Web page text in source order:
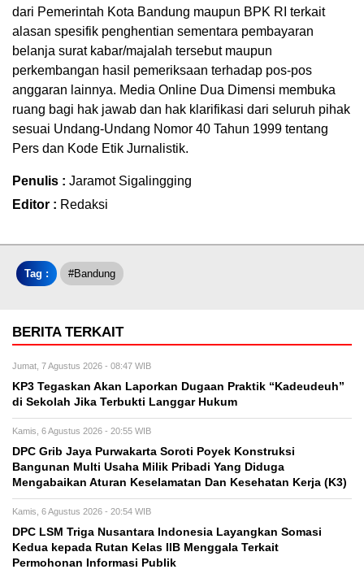
dari Pemerintah Kota Bandung maupun BPK RI terkait
alasan spesifik penghentian sementara pembayaran
belanja surat kabar/majalah tersebut maupun
perkembangan hasil pemeriksaan terhadap pos-pos
anggaran lainnya. Media Online Dua Dimensi membuka
ruang bagi hak jawab dan hak klarifikasi dari seluruh pihak
sesuai Undang-Undang Nomor 40 Tahun 1999 tentang
Pers dan Kode Etik Jurnalistik.
Penulis : Jaramot Sigalingging
Editor : Redaksi
Tag : #bandung
BERITA TERKAIT
Jumat, 7 Agustus 2026 - 08:47 WIB
KP3 Tegaskan Akan Laporkan Dugaan Praktik “Kadeudeuh”
di Sekolah Jika Terbukti Langgar Hukum
Kamis, 6 Agustus 2026 - 20:55 WIB
DPC Grib Jaya Purwakarta Soroti Poyek Konstruksi
Bangunan Multi Usaha Milik Pribadi Yang Diduga
Mengabaikan Aturan Keselamatan Dan Kesehatan Kerja (K3)
Kamis, 6 Agustus 2026 - 20:54 WIB
DPC LSM Triga Nusantara Indonesia Layangkan Somasi
Kedua kepada Rutan Kelas IIB Menggala Terkait
Permohonan Informasi Publik